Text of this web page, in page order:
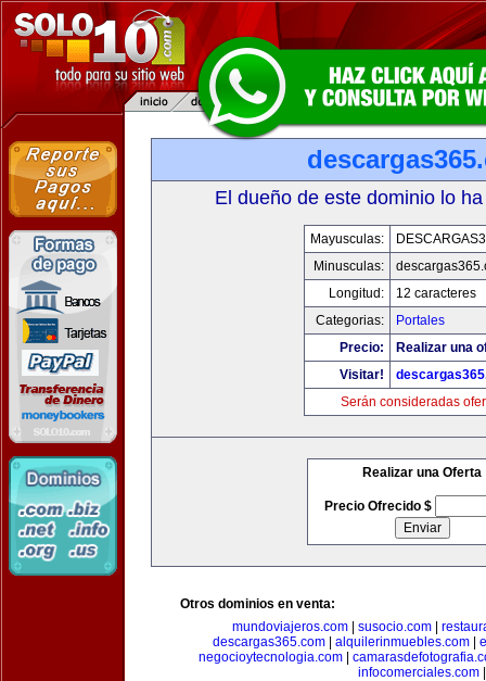
El dueño de este dominio lo
Mayusculas:
Minusculas:
Longitud:
12 caracteres
Categorias:
Portales
Precio:
Realizar una
Visitar!
Serán consideradas
Realizar una Oferta
Precio Ofrecido $
Otros dominios en venta:
mundoviajeros.com| susocio.com|
descargas365.com| alquilerinmuebles.com|
negocioytecnologia.com
infocomerciales.com